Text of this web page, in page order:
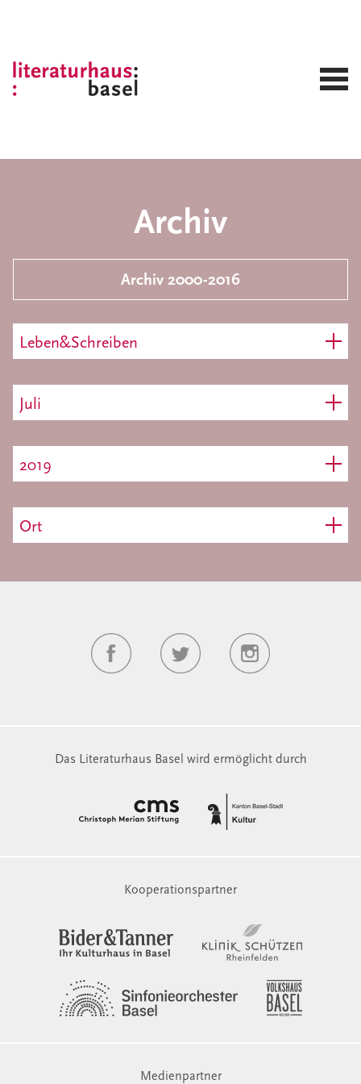
Archiv
Archiv 2000-2016
Leben&Schreiben
Juli
2019
Ort
Das Literaturhaus Basel wird ermöglicht durch
Kooperationspartner
Medienpartner